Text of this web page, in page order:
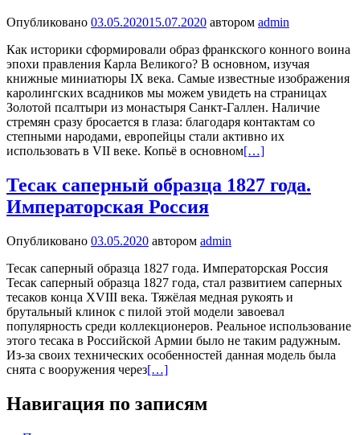
Опубликовано 03.05.202015.07.2020 автором admin
Как историки сформировали образ франкского конного воина
эпохи правления Карла Великого? В основном, изучая
книжные миниатюры IX века. Самые известные изображения
каролингских всадников мы можем увидеть на страницах
Золотой псалтыри из монастыря Санкт-Галлен. Наличие
стремян сразу бросается в глаза: благодаря контактам со
степными народами, европейцы стали активно их
использовать в VII веке. Копьё в основном[…]
Тесак саперный образца 1827 года.
Императорская Россия
Опубликовано 03.05.2020 автором admin
Тесак саперный образца 1827 года. Императорская Россия
Тесак саперный образца 1827 года, стал развитием саперных
тесаков конца XVIII века. Тяжёлая медная рукоять и
брутальный клинок с пилой этой модели завоевал
популярность среди коллекционеров. Реальное использование
этого тесака в Российской Армии было не таким радужным.
Из-за своих технических особенностей данная модель была
снята с вооружения через[…]
Навигация по записям